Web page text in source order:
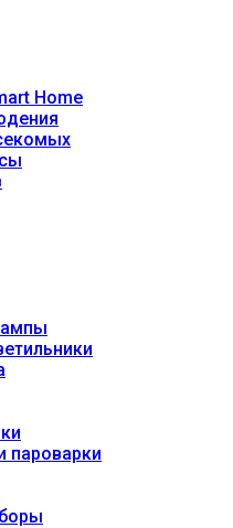
Home
пароварки